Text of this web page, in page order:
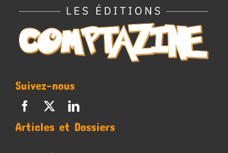
Suivez-nous
Articles et Dossiers